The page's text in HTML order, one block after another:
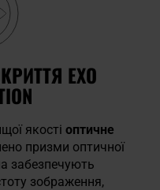
EXO
якості оптичне
призми оптичної
забезпечують
зображення,